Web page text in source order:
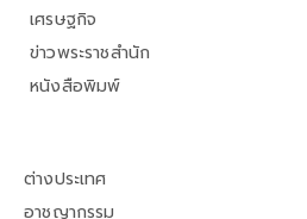
เศรษฐกิจ
ข่าวพระราชสำนัก
หนังสือพิมพ์
ต่างประเทศ
อาชญากรรม